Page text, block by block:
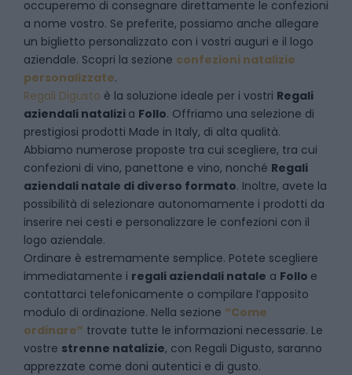
occuperemo di consegnare direttamente le confezioni
a nome vostro. Se preferite, possiamo anche allegare
un biglietto personalizzato con i vostri auguri e il logo
aziendale. Scopri la sezione confezioni natalizie
personalizzate.
Regali Digusto è la soluzione ideale per i vostri Regali
aziendali natalizi a Follo. Offriamo una selezione di
prestigiosi prodotti Made in Italy, di alta qualità.
Abbiamo numerose proposte tra cui scegliere, tra cui
confezioni di vino, panettone e vino, nonché Regali
aziendali natale di diverso formato. Inoltre, avete la
possibilità di selezionare autonomamente i prodotti da
inserire nei cesti e personalizzare le confezioni con il
logo aziendale.
Ordinare è estremamente semplice. Potete scegliere
immediatamente i regali aziendali natale a Follo e
contattarci telefonicamente o compilare l’apposito
modulo di ordinazione. Nella sezione “Come
ordinare” trovate tutte le informazioni necessarie. Le
vostre strenne natalizie, con Regali Digusto, saranno
apprezzate come doni autentici e di gusto.